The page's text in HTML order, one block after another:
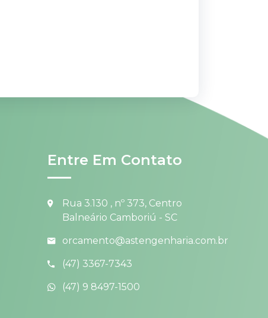
Entre Em Contato
Rua 3.130 , nº 373, Centro
Balneário Camboriú - SC
orcamento@astengenharia.com.br
(47) 3367-7343
(47) 9 8497-1500